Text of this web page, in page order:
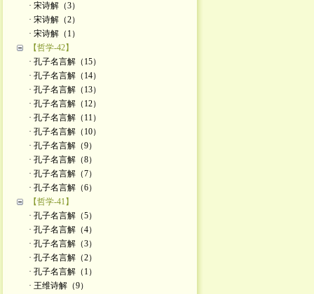
· 宋诗解（3）
· 宋诗解（2）
· ​宋诗解（1）
【哲学-42】
· 孔子名言解（15）
· 孔子名言解（14）
· 孔子名言解（13）
· 孔子名言解（12）
· 孔子名言解（11）
· 孔子名言解（10）
· 孔子名言解（9）
· 孔子名言解（8）
· 孔子名言解（7）
· 孔子名言解（6）
【哲学-41】
· 孔子名言解（5）
· 孔子名言解（4）
· 孔子名言解（3）
· 孔子名言解（2）
· 孔子名言解（1）
· 王维诗解（9）